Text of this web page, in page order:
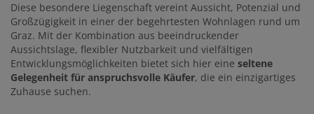
Diese besondere Liegenschaft vereint Aussicht, Potenzial und
Großzügigkeit in einer der begehrtesten Wohnlagen rund um
Graz. Mit der Kombination aus beeindruckender
Aussichtslage, flexibler Nutzbarkeit und vielfältigen
Entwicklungsmöglichkeiten bietet sich hier eine seltene
Gelegenheit für anspruchsvolle Käufer, die ein einzigartiges
Zuhause suchen.